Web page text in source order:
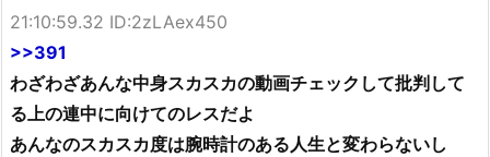
21:10:59.32 ID:2zLAex450
>>391
わざわざあんな中身スカスカの動画チェックして批判して
る上の連中に向けてのレスだよ
あんなのスカスカ度は腕時計のある人生と変わらないし